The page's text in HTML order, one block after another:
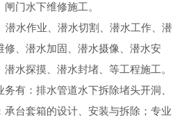
门水下维修施工。
潜水作业、潜水切割、潜水工作、潜
修、潜水加固、潜水摄像、潜水安
水探摸、潜水封堵、等工程施工。
有：排水管道水下拆除堵头开洞、
承台套箱的设计、安装与拆除；专业